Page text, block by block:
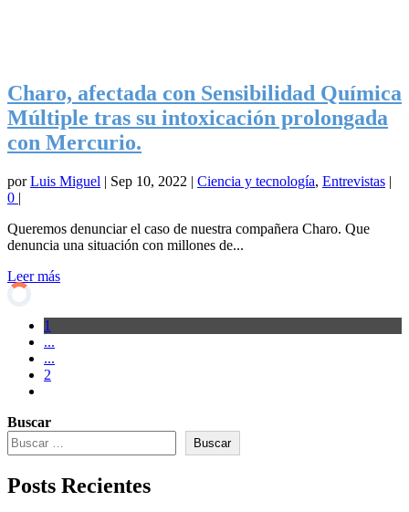
Charo, afectada con Sensibilidad Química
Múltiple tras su intoxicación prolongada
con Mercurio.
porLuis Miguel | Sep 10, 2022 | Ciencia y tecnología, Entrevistas |
0 |
Queremos denunciar el caso de nuestra compañera Charo. Que
denuncia una situación con millones de...
Leer más
1
...
...
2
Buscar
Buscar
Posts Recientes